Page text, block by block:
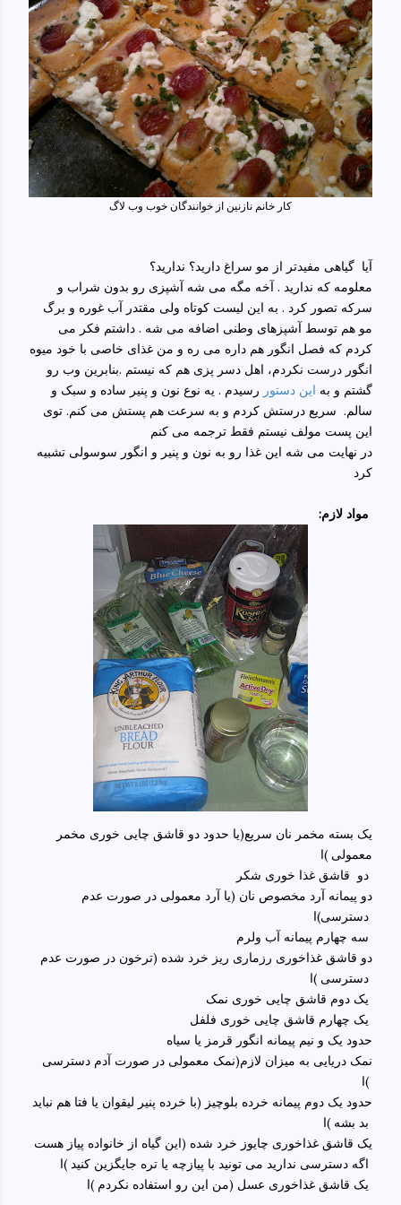
کار خانم نازنین از خوانندگان خوب وب لاگ
آیا گیاهی مفیدتر از مو سراغ دارید؟ ندارید؟
معلومه که ندارید . آخه مگه می شه آشپزی رو بدون شراب و
سرکه تصور کرد . به این لیست کوتاه ولی مقتدر آب غوره و برگ
مو هم توسط آشپزهای وطنی اضافه می شه . داشتم فکر می
کردم که فصل انگور هم داره می ره و من غذای خاصی با خود میوه
انگور درست نکردم، اهل دسر پزی هم که نیستم .بنابرین وب رو
گشتم و به این دستور رسیدم . یه نوع نون و پنیر ساده و سبک و
سالم. سریع درستش کردم و به سرعت هم پستش می کنم. توی
این پست مولف نیستم فقط ترجمه می کنم
در نهایت می شه این غذا رو به نون و پنیر و انگور سوسولی تشبیه
کرد
یک بسته مخمر نان سریع(یا حدود دو قاشق چایی خوری مخمر
معمولی )ا
دو پیمانه آرد مخصوص نان (یا آرد معمولی در صورت عدم
دو قاشق غذاخوری رزماری ریز خرد شده (ترخون در صورت عدم
حدود یک و نیم پیمانه انگور قرمز یا سیاه
نمک دریایی به میزان لازم(نمک معمولی در صورت آدم دسترسی
حدود یک دوم پیمانه خرده بلوچیز (با خرده پنیر لیقوان یا فتا هم نباید
یک قاشق غذاخوری چایوز خرد شده (این گیاه از خانواده پیاز هست